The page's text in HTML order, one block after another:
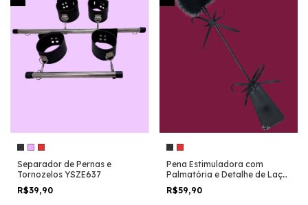
Separador de Pernas e
Tornozelos YSZE637
R$39,90
Pena Estimuladora com
Palmatória e Detalhe de Laço
8297
R$59,90